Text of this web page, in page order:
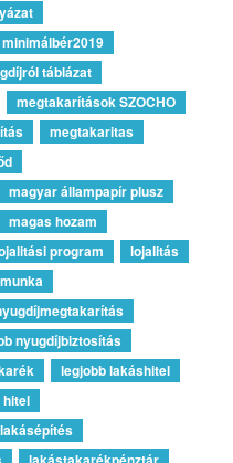
minimálbér2019
táblázat
megtakarítások SZOCHO
megtakaritas
magyar állampapír plusz
magas hozam
program
lojalitás
nyugdíjbiztosítás
legjobb lakáshitel
hitel
lakásépítés